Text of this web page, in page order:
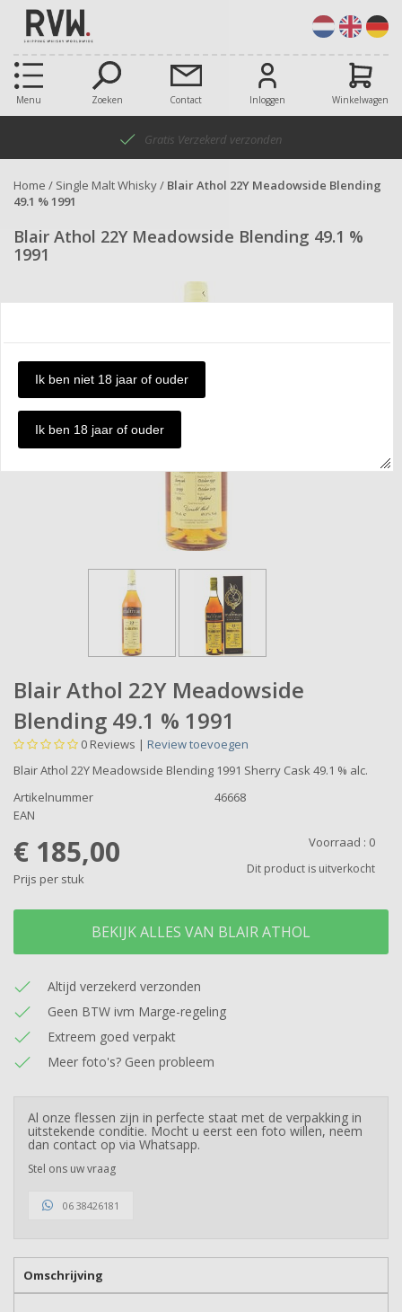
Menu Zoeken Contact Inloggen Winkelwagen
Gratis Verzekerd verzonden
Home / Single Malt Whisky/ Blair Athol 22Y Meadowside Blending
49.1 % 1991
Blair Athol 22Y Meadowside Blending 49.1 %
1991
Blair Athol 22Y Meadowside
Blending 49.1 % 1991
0 Reviews | Review toevoegen
Blair Athol 22Y Meadowside Blending 1991 Sherry Cask 49.1 % alc.
Artikelnummer
46668
EAN
€ 185,00
Prijs per stuk
Voorraad : 0
Dit product is uitverkocht
BEKIJK ALLES VAN BLAIR ATHOL
Altijd verzekerd verzonden
Geen BTW ivm Marge-regeling
Extreem goed verpakt
Meer foto's? Geen probleem
Al onze flessen zijn in perfecte staat met de verpakking in
uitstekende conditie. Mocht u eerst een foto willen, neem
dan contact op via Whatsapp.
Stel ons uw vraag
06 38426181
Omschrijving
Ik ben niet 18 jaar of ouder
Ik ben 18 jaar of ouder